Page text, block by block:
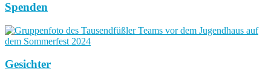
Spenden
Gesichter